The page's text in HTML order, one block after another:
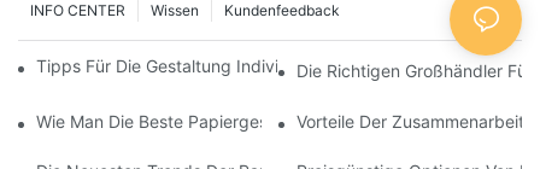
Kundenfeedback
Wissen
INFO CENTER
Tipps Für Die Gestaltung Individueller Papiertüten, Die Auffallen
Die Richtigen Großhändler
Wie Man Die Beste Papiergeschenktütenfabrik Auswählt
Vorteile Der Zusammenarbeit